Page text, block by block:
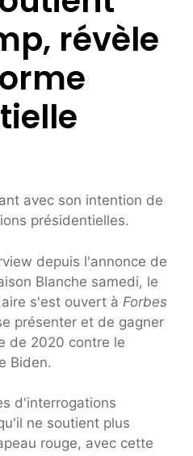
révèle
avec son intention de
présidentielles.
depuis l'annonce de
Blanche samedi, le
s'est ouvert à Forbes
présenter et de gagner
de 2020 contre le
Biden.
d'interrogations
ne soutient plus
rouge, avec cette